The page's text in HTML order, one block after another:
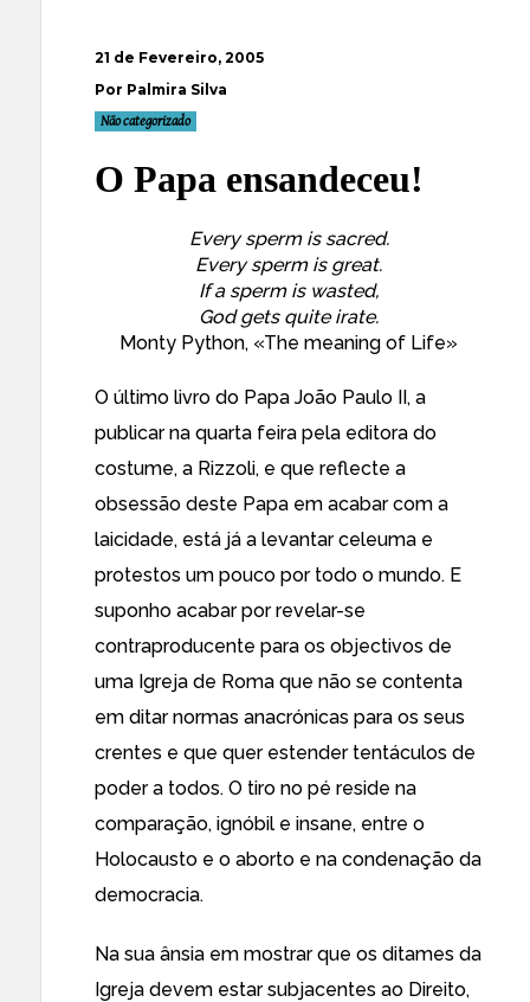
21 de Fevereiro, 2005
Por Palmira Silva
Não categorizado
O Papa ensandeceu!
Every sperm is sacred.
Every sperm is great.
If a sperm is wasted,
God gets quite irate.
Monty Python, «The meaning of Life»
O último livro do Papa João Paulo II, a
publicar na quarta feira pela editora do
costume, a Rizzoli, e que reflecte a
obsessão deste Papa em acabar com a
laicidade, está já a levantarceleuma e
protestos um pouco por todo o mundo. E
suponho acabar por revelar-se
contraproducente para os objectivos de
uma Igreja de Roma que não se contenta
em ditar normas anacrónicas para os seus
crentes e que quer estender tentáculos de
poder a todos. O tiro no pé reside na
comparação, ignóbil e insane, entre o
Holocausto e o aborto e na condenação da
democracia.
Na sua ânsia em mostrar que os ditames da
Igreja devem estar subjacentes ao Direito,